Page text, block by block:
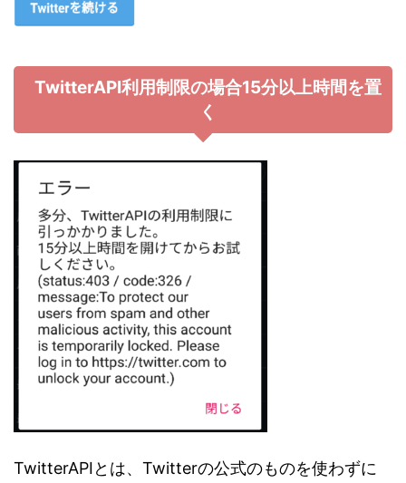
TwitterAPI利用制限の場合15分以上時間を置
く
TwitterAPIとは、Twitterの公式のものを使わずに